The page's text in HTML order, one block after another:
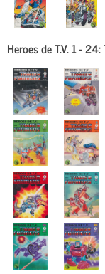
Heroes de T.V. 1 - 24: